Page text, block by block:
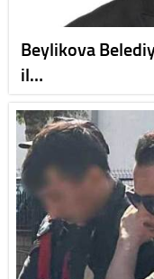
Beylikova
il…